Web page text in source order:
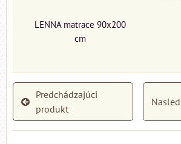
LENNA matrace 90x200
cm
Predchádzajúci
produkt